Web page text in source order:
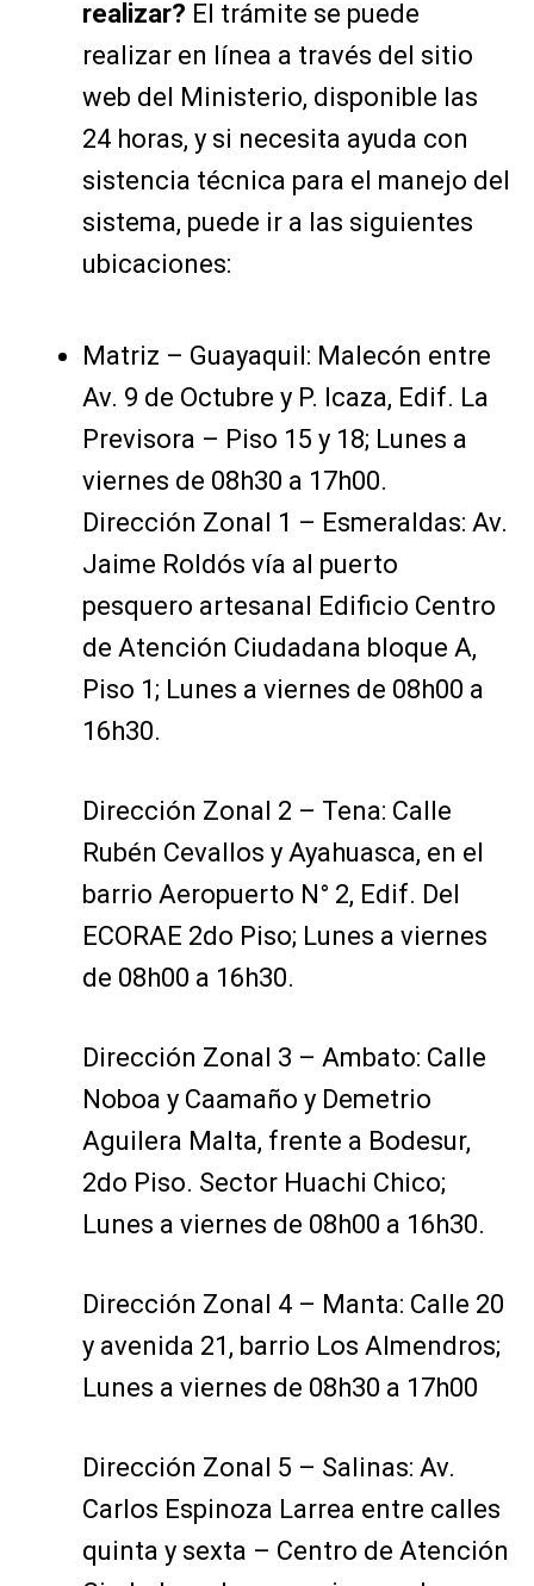
realizar? El trámite se puede
realizar en línea a través del sitio
web del Ministerio, disponible las
24 horas, y si necesita ayuda con
sistencia técnica para el manejo del
sistema, puede ir a las siguientes
ubicaciones:
Matriz – Guayaquil: Malecón entre
Av. 9 de Octubre y P. Icaza, Edif. La
Previsora – Piso 15 y 18; Lunes a
viernes de 08h30 a 17h00.
Dirección Zonal 1 – Esmeraldas: Av.
Jaime Roldós vía al puerto
pesquero artesanal Edificio Centro
de Atención Ciudadana bloque A,
Piso 1; Lunes a viernes de 08h00 a
16h30.
Dirección Zonal 2 – Tena: Calle
Rubén Cevallos y Ayahuasca, en el
barrio Aeropuerto N° 2, Edif. Del
ECORAE 2do Piso; Lunes a viernes
de 08h00 a 16h30.
Dirección Zonal 3 – Ambato: Calle
Noboa y Caamaño y Demetrio
Aguilera Malta, frente a Bodesur,
2do Piso. Sector Huachi Chico;
Lunes a viernes de 08h00 a 16h30.
Dirección Zonal 4 – Manta: Calle 20
y avenida 21, barrio Los Almendros;
Lunes a viernes de 08h30 a 17h00
Dirección Zonal 5 – Salinas: Av.
Carlos Espinoza Larrea entre calles
quinta y sexta – Centro de Atención